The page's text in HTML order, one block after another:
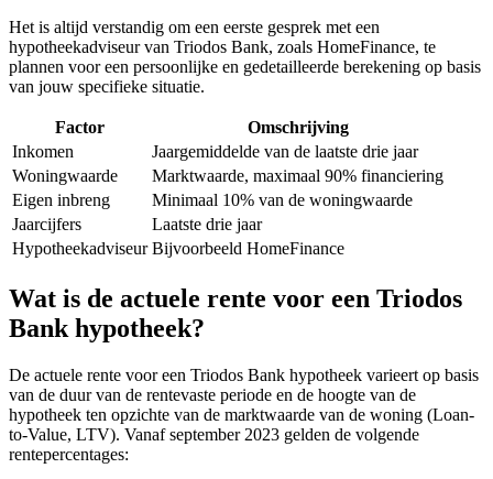
Het is altijd verstandig om een eerste gesprek met een
hypotheekadviseur van Triodos Bank, zoals HomeFinance, te
plannen voor een persoonlijke en gedetailleerde berekening op basis
van jouw specifieke situatie.
Factor
Omschrijving
Inkomen
Jaargemiddelde van de laatste drie jaar
Woningwaarde
Marktwaarde, maximaal 90% financiering
Eigen inbreng
Minimaal 10% van de woningwaarde
Jaarcijfers
Laatste drie jaar
Hypotheekadviseur Bijvoorbeeld HomeFinance
Wat is de actuele rente voor een Triodos
Bank hypotheek?
De actuele rente voor een Triodos Bank hypotheek varieert op basis
van de duur van de rentevaste periode en de hoogte van de
hypotheek ten opzichte van de marktwaarde van de woning (Loan-
to-Value, LTV). Vanaf september 2023 gelden de volgende
rentepercentages: